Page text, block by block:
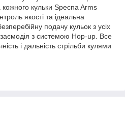
кульки Specna Arms
якості та ідеальна
подачу кульок з усіх
з системою Hop-up. Все
і дальність стрільби кулями